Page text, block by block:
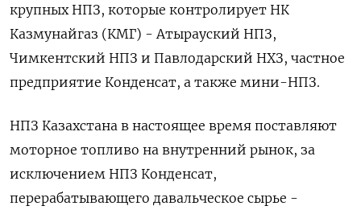
крупных НПЗ, которые контролирует НК
Казмунайгаз (КМГ) - Атырауский НПЗ,
Чимкентский НПЗ и Павлодарский НХЗ, частное ​
предприятие Конденсат, а ⁠также мини-НПЗ.
НПЗ Казахстана в настоящее время поставляют
моторное топливо на ‌внутренний рынок, за
исключением НПЗ Конденсат,
перерабатывающего ‌давальческое сырье -